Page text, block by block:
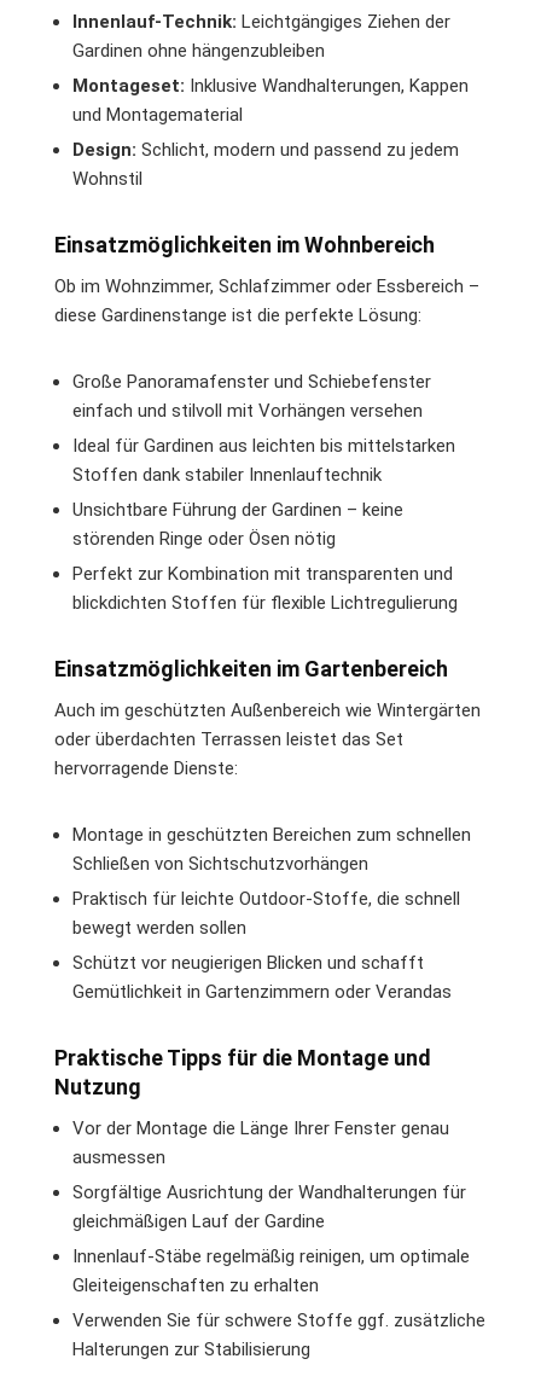
Innenlauf-Technik: Leichtgängiges Ziehen der
Gardinen ohne hängenzubleiben
Montageset: Inklusive Wandhalterungen, Kappen
und Montagematerial
Design: Schlicht, modern und passend zu jedem
Wohnstil
Einsatzmöglichkeiten im Wohnbereich
Ob im Wohnzimmer, Schlafzimmer oder Essbereich –
diese Gardinenstange ist die perfekte Lösung:
Große Panoramafenster und Schiebefenster
einfach und stilvoll mit Vorhängen versehen
Ideal für Gardinen aus leichten bis mittelstarken
Stoffen dank stabiler Innenlauftechnik
Unsichtbare Führung der Gardinen – keine
störenden Ringe oder Ösen nötig
Perfekt zur Kombination mit transparenten und
blickdichten Stoffen für flexible Lichtregulierung
Einsatzmöglichkeiten im Gartenbereich
Auch im geschützten Außenbereich wie Wintergärten
oder überdachten Terrassen leistet das Set
hervorragende Dienste:
Montage in geschützten Bereichen zum schnellen
Schließen von Sichtschutzvorhängen
Praktisch für leichte Outdoor-Stoffe, die schnell
bewegt werden sollen
Schützt vor neugierigen Blicken und schafft
Gemütlichkeit in Gartenzimmern oder Verandas
Praktische Tipps für die Montage und
Nutzung
Vor der Montage die Länge Ihrer Fenster genau
ausmessen
Sorgfältige Ausrichtung der Wandhalterungen für
gleichmäßigen Lauf der Gardine
Innenlauf-Stäbe regelmäßig reinigen, um optimale
Gleiteigenschaften zu erhalten
Verwenden Sie für schwere Stoffe ggf. zusätzliche
Halterungen zur Stabilisierung